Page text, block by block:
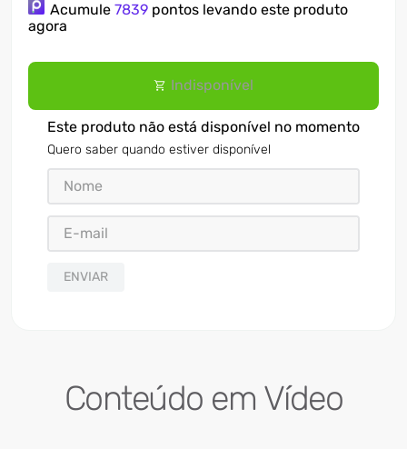
Acumule 7839 pontos levando este produto
agora
Indisponível
Este produto não está disponível no momento
Quero saber quando estiver disponível
ENVIAR
Conteúdo em Vídeo